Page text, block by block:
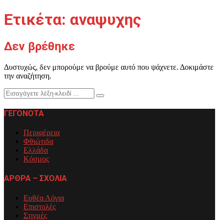
Ετικέτα: αναψυχης
Δεν βρέθηκε
Δυστυχώς, δεν μπορούμε να βρούμε αυτό που ψάχνετε. Δοκιμάστε
την αναζήτηση.
Search
for:
Search
ΓΕΓΟΝΟΤΑ
Περιφέρεια
Φθιώτιδα
Ελλάδα
Κόσμος
ΑΡΘΡΑ – ΣΧΟΛΙΑ
Ευθέα Λόγια
Επιστολές
Στιγμές